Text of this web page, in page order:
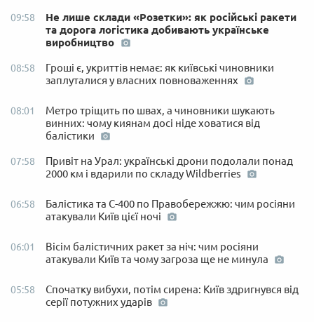
09:58
Не лише склади «Розетки»: як російські ракети
та дорога логістика добивають українське
виробництво
08:58
Гроші є, укриттів немає: як київські чиновники
заплуталися у власних повноваженнях
08:01
Метро тріщить по швах, а чиновники шукають
винних: чому киянам досі ніде ховатися від
балістики
07:58
Привіт на Урал: українські дрони подолали понад
2000 км і вдарили по складу Wildberries
06:58
Балістика та С-400 по Правобережжю: чим росіяни
атакували Київ цієї ночі
06:01
Вісім балістичних ракет за ніч: чим росіяни
атакували Київ та чому загроза ще не минула
05:58
Спочатку вибухи, потім сирена: Київ здригнувся від
серії потужних ударів